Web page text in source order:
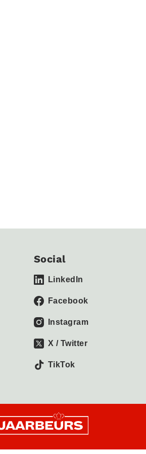
Social
LinkedIn
Facebook
Instagram
X / Twitter
TikTok